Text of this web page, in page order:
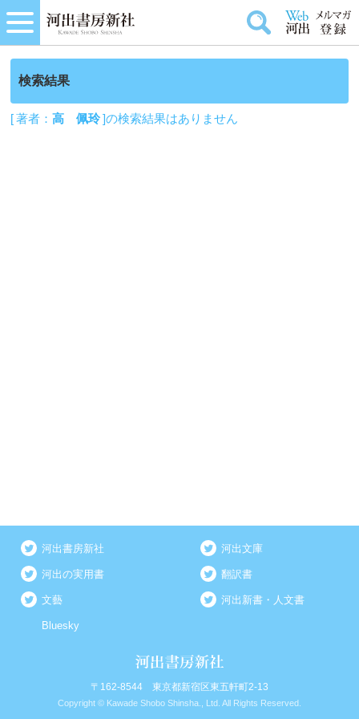
検索結果
[ 著者：高 佩玲]の検索結果はありません
河出書房新社 河出文庫
河出の実用書 翻訳書
文藝 河出新書・人文書
Bluesky
〒162-8544 東京都新宿区東五軒町2-13
Copyright © Kawade Shobo Shinsha., Ltd. All Rights Reserved.